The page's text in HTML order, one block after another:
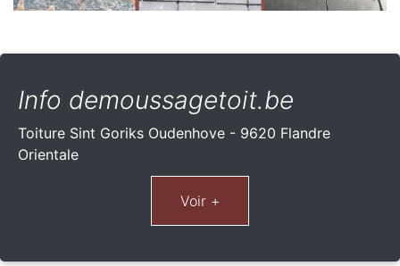
Info demoussagetoit.be
Toiture Sint Goriks Oudenhove - 9620 Flandre
Orientale